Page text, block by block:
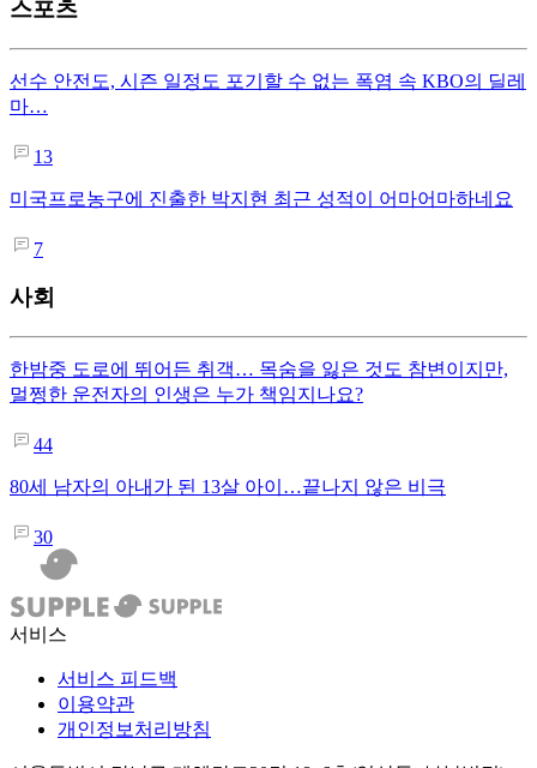
스포츠
선수 안전도, 시즌 일정도 포기할 수 없는 폭염 속 KBO의 딜레
마…
13
미국프로농구에 진출한 박지현 최근 성적이 어마어마하네요
7
사회
한밤중 도로에 뛰어든 취객… 목숨을 잃은 것도 참변이지만,
멀쩡한 운전자의 인생은 누가 책임지나요?
44
80세 남자의 아내가 된 13살 아이…끝나지 않은 비극
30
서비스
서비스 피드백
이용약관
개인정보처리방침